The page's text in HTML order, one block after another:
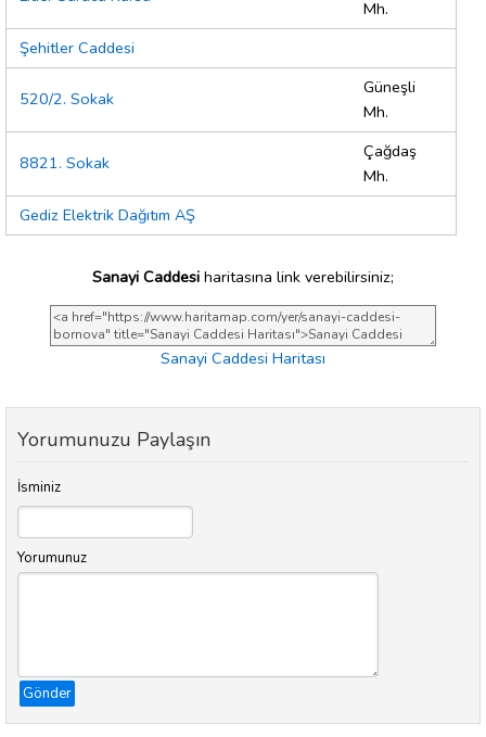
Mh.
Şehitler Caddesi
520/2. Sokak
Güneşli
Mh.
8821. Sokak
Çağdaş
Mh.
Gediz Elektrik Dağıtım AŞ
Sanayi Caddesi haritasına link verebilirsiniz;
Sanayi Caddesi Haritası
Yorumunuzu Paylaşın
İsminiz
Yorumunuz
Gönder